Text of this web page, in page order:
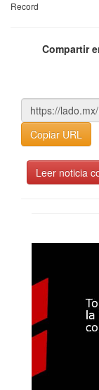
Record
Compartir
Copiar URL
Leer noticia